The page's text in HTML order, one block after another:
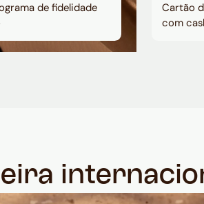
de fidelidade
Cartão
com